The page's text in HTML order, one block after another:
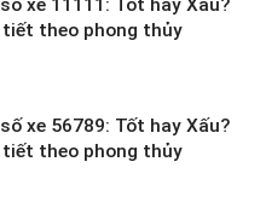
xe 11111: Tốt hay Xấu?
tiết theo phong thủy
xe 56789: Tốt hay Xấu?
tiết theo phong thủy